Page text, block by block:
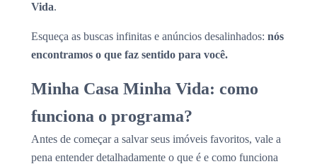
Vida.
Esqueça as buscas infinitas e anúncios desalinhados: nós
encontramos o que faz sentido para você.
Minha Casa Minha Vida: como
funciona o programa?
Antes de começar a salvar seus imóveis favoritos, vale a
pena entender detalhadamente o que é e como funciona